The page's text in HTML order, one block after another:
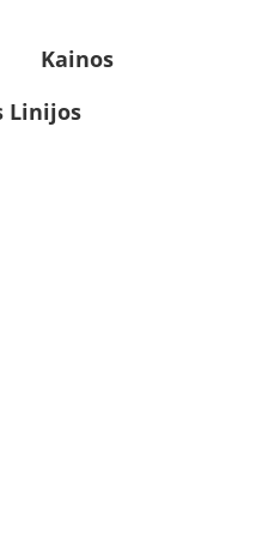
Kainos
Linijos